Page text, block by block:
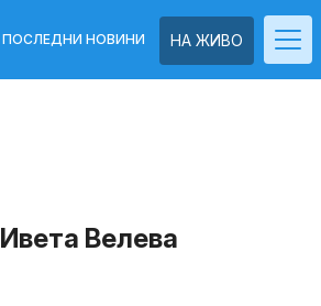
НА ЖИВО
ПОСЛЕДНИ НОВИНИ
Ивета Велева